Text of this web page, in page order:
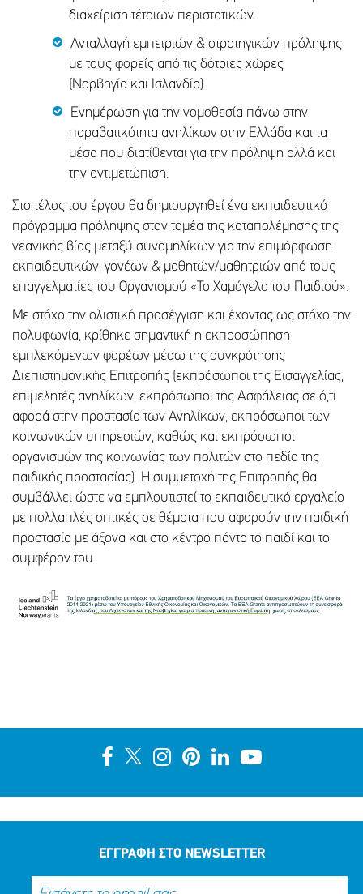
διαχείριση τέτοιων περιστατικών.
Ανταλλαγή εμπειριών & στρατηγικών πρόληψης
με τους φορείς από τις δότριες χώρες
(Νορβηγία και Ισλανδία).
Ενημέρωση για την νομοθεσία πάνω στην
παραβατικότητα ανηλίκων στην Ελλάδα και τα
μέσα που διατίθενται για την πρόληψη αλλά και
την αντιμετώπιση.
Στο τέλος του έργου θα δημιουργηθεί ένα εκπαιδευτικό
πρόγραμμα πρόληψης στον τομέα της καταπολέμησης της
νεανικής βίας μεταξύ συνομηλίκων για την επιμόρφωση
εκπαιδευτικών, γονέων & μαθητών/μαθητριών από τους
επαγγελματίες του Οργανισμού «Το Χαμόγελο του Παιδιού».
Με στόχο την ολιστική προσέγγιση και έχοντας ως στόχο την
πολυφωνία, κρίθηκε σημαντική η εκπροσώπηση
εμπλεκόμενων φορέων μέσω της συγκρότησης
Διεπιστημονικής Επιτροπής (εκπρόσωποι της Εισαγγελίας,
επιμελητές ανηλίκων, εκπρόσωποι της Ασφάλειας σε ό,τι
αφορά στην προστασία των Ανηλίκων, εκπρόσωποι των
κοινωνικών υπηρεσιών, καθώς και εκπρόσωποι
οργανισμών της κοινωνίας των πολιτών στο πεδίο της
παιδικής προστασίας). Η συμμετοχή της Επιτροπής θα
συμβάλλει ώστε να εμπλουτιστεί το εκπαιδευτικό εργαλείο
με πολλαπλές οπτικές σε θέματα που αφορούν την παιδική
προστασία με άξονα και στο κέντρο πάντα το παιδί και το
συμφέρον του.
ΕΓΓΡΑΦΗ ΣΤΟ NEWSLETTER